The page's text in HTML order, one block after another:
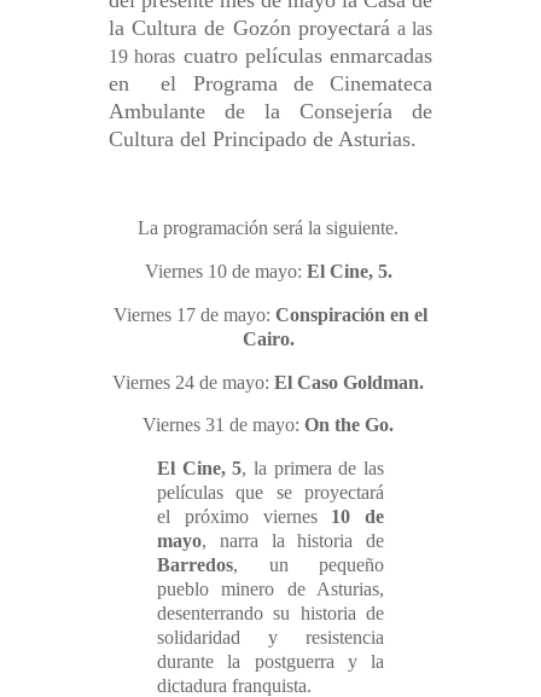
la Cultura de Gozón proyectará a las
19 horas cuatro películas enmarcadas
en el Programa de Cinemateca
Ambulante de la Consejería de
Cultura del Principado de Asturias.
La programación será la siguiente.
Viernes 10 de mayo: El Cine, 5.
Viernes 17 de mayo: Conspiración en el
Cairo.
Viernes 24 de mayo: El Caso Goldman.
Viernes 31 de mayo: On the Go.
El Cine, 5, la primera de las
películas que se proyectará
el próximo viernes
10 de
mayo, narra la historia de
Barredos, un pequeño
pueblo minero de Asturias,
desenterrando su historia de
solidaridad y resistencia
durante la postguerra y la
dictadura franquista.